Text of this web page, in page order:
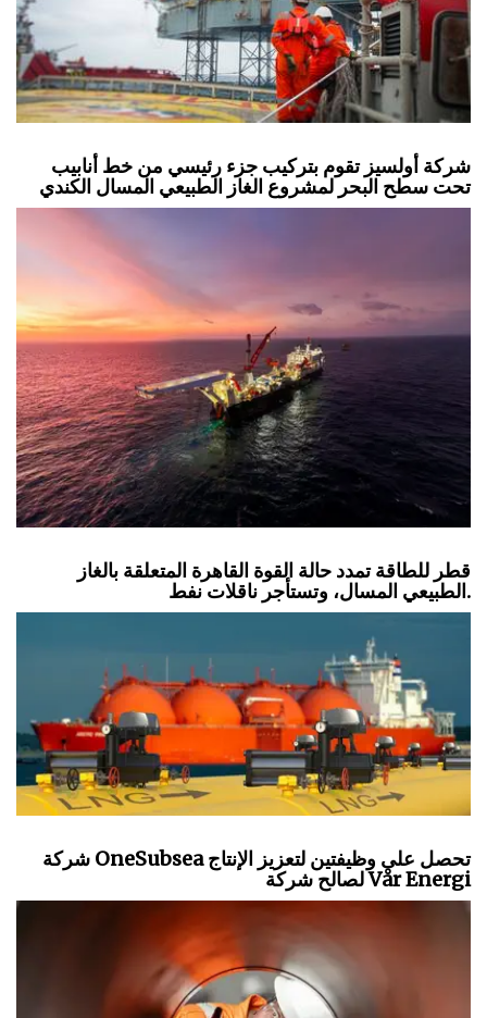
شركة أولسيز تقوم بتركيب جزء رئيسي من خط أنابيب
تحت سطح البحر لمشروع الغاز الطبيعي المسال الكندي
قطر للطاقة تمدد حالة القوة القاهرة المتعلقة بالغاز
الطبيعي المسال، وتستأجر ناقلات نفط.
شركة OneSubsea تحصل على وظيفتين لتعزيز الإنتاج
لصالح شركة Vår Energi